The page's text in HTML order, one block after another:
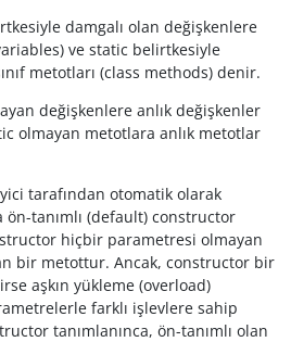
damgalı olan değişkenlere
ve static belirtkesiyle
metotları (class methods) denir.
değişkenlere anlık değişkenler
olmayan metotlara anlık metotlar
tarafından otomatik olarak
tanımlı (default) constructor
hiçbir parametresi olmayan
bir metottur. Ancak, constructor bir
aşkın yükleme (overload)
farklı işlevlere sahip
tanımlanınca, ön-tanımlı olan